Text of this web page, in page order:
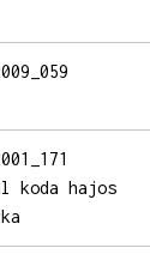
koda hajos